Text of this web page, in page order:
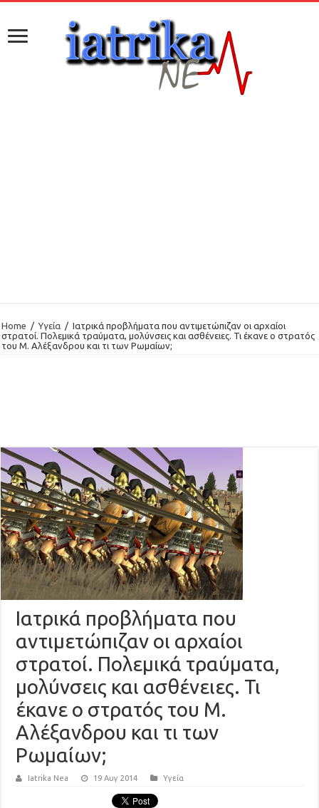
Home / Υγεία / Ιατρικά προβλήματα που αντιμετώπιζαν οι αρχαίοι
στρατοί. Πολεμικά τραύματα, μολύνσεις και ασθένειες. Τι έκανε ο στρατός
του Μ. Αλέξανδρου και τι των Ρωμαίων;
Ιατρικά προβλήματα που
αντιμετώπιζαν οι αρχαίοι
στρατοί. Πολεμικά τραύματα,
μολύνσεις και ασθένειες. Τι
έκανε ο στρατός του Μ.
Αλέξανδρου και τι των
Ρωμαίων;
Iatrika Nea 19 Αυγ 2014 Υγεία